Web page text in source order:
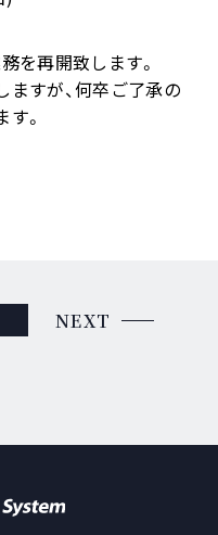
を再開致します。
ますが、何卒ご了承の
。
NEXT